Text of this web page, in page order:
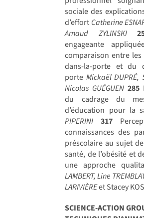
sociale des
d’effort Catherine
Arnaud ZYLINSKI
engageante
comparaison entre
dans-la-porte et du
porte Mickaël DUPRÉ,
Nicolas GUÉGUEN 285
du cadrage du
d’éducation pour la
PIPERINI
317
connaissances des
préscolaire au sujet
santé, de l’obésité et
une approche
LAMBERT, Line
LARIVIÈREet Stacey
SCIENCE-ACTION